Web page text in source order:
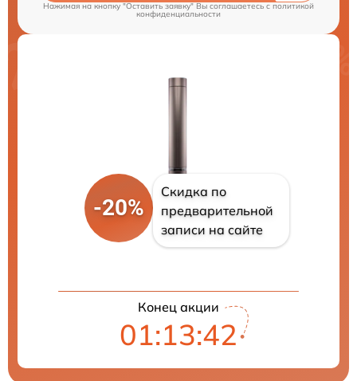
Нажимая на кнопку "Оставить заявку" Вы соглашаетесь cполитикой
конфиденциальности
-20%
Скидка по
предварительной
записи на сайте
Конец акции
01:13:41